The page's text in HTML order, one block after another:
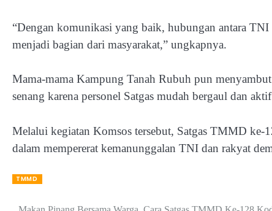
“Dengan komunikasi yang baik, hubungan antara
menjadi bagian dari masyarakat,” ungkapnya.
Mama-mama Kampung Tanah Rubuh pun
senang karena personel Satgas mudah bergaul dan
Melalui kegiatan Komsos tersebut, Satgas TMMD
dalam mempererat kemanunggalan TNI dan rakyat
TMMD